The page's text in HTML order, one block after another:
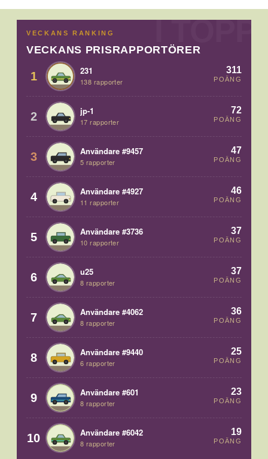
VECKANS RANKING
VECKANS PRISRAPPORTÖRER
1 231
138 rapporter
311
POÄNG
2 jp-1
17 rapporter
72
POÄNG
3 Användare #9457
5 rapporter
47
POÄNG
4 Användare #4927
11 rapporter
46
POÄNG
5 Användare #3736
10 rapporter
37
POÄNG
6 u25
8 rapporter
37
POÄNG
7 Användare #4062
8 rapporter
36
POÄNG
8 Användare #9440
6 rapporter
25
POÄNG
9 Användare #601
8 rapporter
23
POÄNG
10 Användare #6042
8 rapporter
19
POÄNG